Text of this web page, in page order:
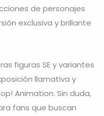
de personajes
exclusiva y brillante
figuras SE y variantes
llamativa y
Animation. Sin duda,
fans que buscan